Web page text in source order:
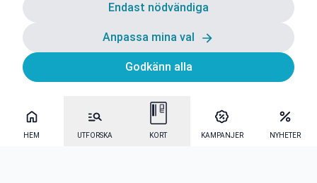
HEM UTFORSKA KORT KAMPANJER NYHETER
Endast nödvändiga
Anpassa mina val
Godkänn alla